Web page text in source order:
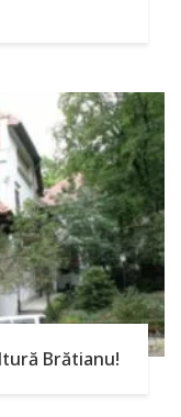
Brătianu!